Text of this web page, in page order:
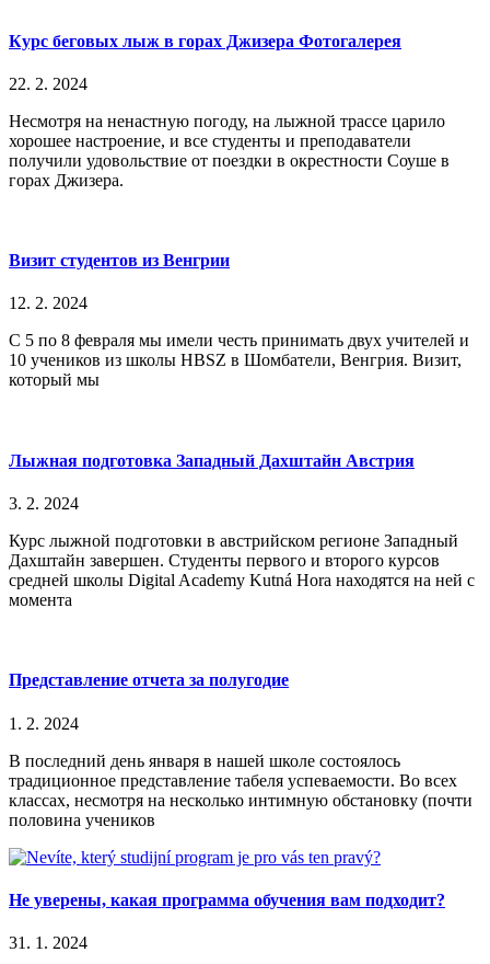
Курс беговых лыж в горах Джизера Фотогалерея
22. 2. 2024
Несмотря на ненастную погоду, на лыжной трассе царило
хорошее настроение, и все студенты и преподаватели
получили удовольствие от поездки в окрестности Соуше в
горах Джизера.
Визит студентов из Венгрии
12. 2. 2024
С 5 по 8 февраля мы имели честь принимать двух учителей и
10 учеников из школы HBSZ в Шомбатели, Венгрия. Визит,
который мы
Лыжная подготовка Западный Дахштайн Австрия
3. 2. 2024
Курс лыжной подготовки в австрийском регионе Западный
Дахштайн завершен. Студенты первого и второго курсов
средней школы Digital Academy Kutná Hora находятся на ней с
момента
Представление отчета за полугодие
1. 2. 2024
В последний день января в нашей школе состоялось
традиционное представление табеля успеваемости. Во всех
классах, несмотря на несколько интимную обстановку (почти
половина учеников
Не уверены, какая программа обучения вам подходит?
31. 1. 2024